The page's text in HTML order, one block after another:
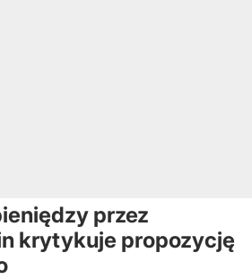
przez
krytykuje propozycję